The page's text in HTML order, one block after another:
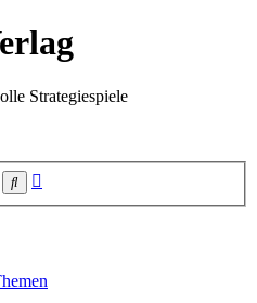
Strategiespiele
Suche